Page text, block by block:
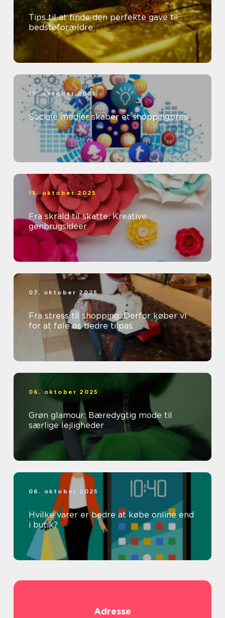
Tips til at finde den perfekte gave til
bedsteforældre
15. oktober 2025
Sociale medier skaber et shoppingpres
15. oktober 2025
Fra skrald til skatte: Kreative
genbrugsideer
07. oktober 2025
Fra stress til shopping: Derfor køber vi
for at føle os bedre tilpas
06. oktober 2025
Grøn glamour: Bæredygtig mode til
særlige lejligheder
06. oktober 2025
Hvilke varer er bedre at købe online end
i butik?
Adresse